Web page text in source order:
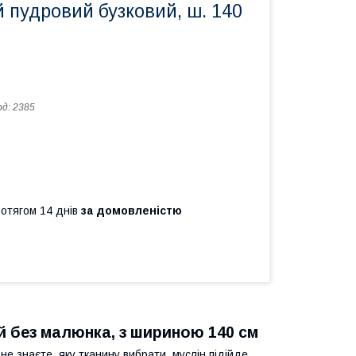
пудровий бузковий, ш. 140
2385
14 днів за домовленістю
без малюнка, з шириною 140 см